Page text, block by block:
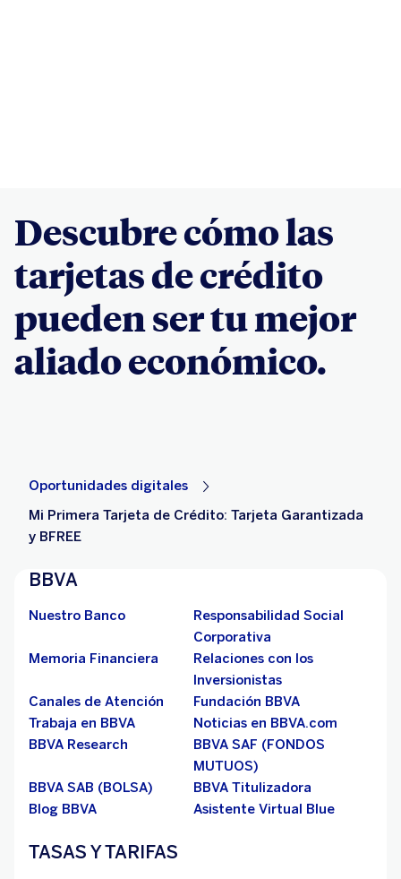
Descubre cómo las
tarjetas de crédito
pueden ser tu mejor
aliado económico.
Oportunidades digitales
Mi Primera Tarjeta de Crédito: Tarjeta Garantizada
y BFREE
BBVA
Nuestro Banco
Responsabilidad Social
Corporativa
Memoria Financiera
Relaciones con los
Inversionistas
Canales de Atención
Fundación BBVA
Trabaja en BBVA
Noticias en BBVA.com
BBVA Research
BBVA SAF (FONDOS
MUTUOS)
BBVA SAB (BOLSA)
BBVA Titulizadora
Blog BBVA
Asistente Virtual Blue
TASAS Y TARIFAS